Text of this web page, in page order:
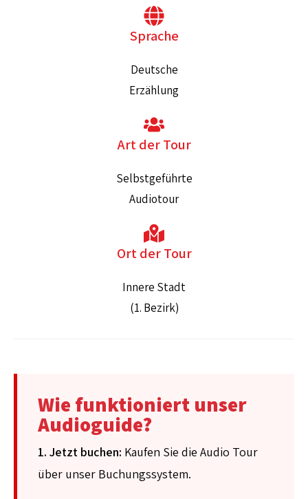
Sprache
Deutsche
Erzählung
Art der Tour
Selbstgeführte
Audiotour
Ort der Tour
Innere Stadt
(1. Bezirk)
Wie funktioniert unser
Audioguide?
1. Jetzt buchen: Kaufen Sie die Audio Tour
über unser Buchungssystem.